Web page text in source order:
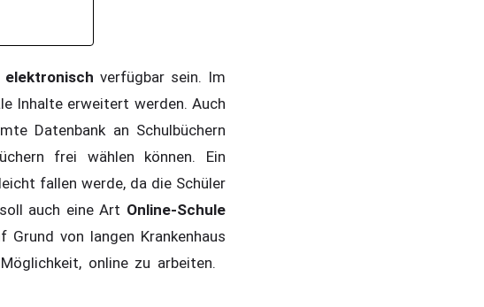
elektronisch verfügbar sein. Im
Inhalte erweitert werden. Auch
Datenbank an Schulbüchern
frei wählen können. Ein
fallen werde, da die Schüler
auch eine Art Online-Schule
von langen Krankenhaus
online zu arbeiten.